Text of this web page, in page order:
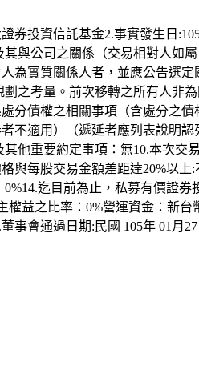
投資信託基金2.事實發生日
與公司之關係（交易相對人如
為實質關係人者，並應公告選
之考量。前次移轉之所有人非
分債權之相關事項（含處分之
適用）（遞延者應列表說明認
他重要約定事項：無10.本次交
與每股交易金額差距達20%以上
迄目前為止，私募有價證
益之比率：0%營運資金：新台
事會通過日期:民國 105年 01月